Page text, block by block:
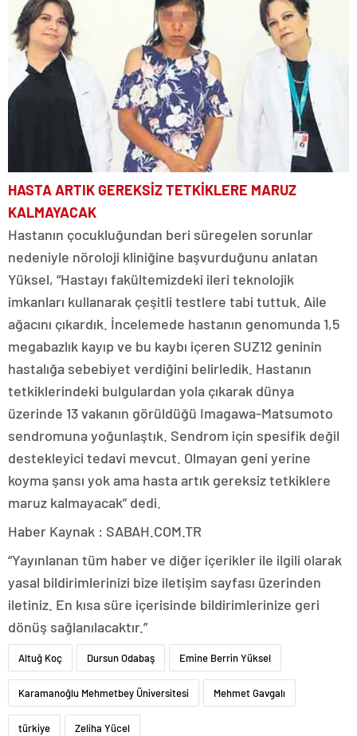
HASTA ARTIK GEREKSİZ TETKİKLERE MARUZ
KALMAYACAK
Hastanın çocukluğundan beri süregelen sorunlar
nedeniyle nöroloji kliniğine başvurduğunu anlatan
Yüksel, “Hastayı fakültemizdeki ileri teknolojik
imkanları kullanarak çeşitli testlere tabi tuttuk. Aile
ağacını çıkardık. İncelemede hastanın genomunda 1,5
megabazlık kayıp ve bu kaybı içeren SUZ12 geninin
hastalığa sebebiyet verdiğini belirledik. Hastanın
tetkiklerindeki bulgulardan yola çıkarak dünya
üzerinde 13 vakanın görüldüğü Imagawa-Matsumoto
sendromuna yoğunlaştık. Sendrom için spesifik değil
destekleyici tedavi mevcut. Olmayan geni yerine
koyma şansı yok ama hasta artık gereksiz tetkiklere
maruz kalmayacak” dedi.
Haber Kaynak : SABAH.COM.TR
“Yayınlanan tüm haber ve diğer içerikler ile ilgili olarak
yasal bildirimlerinizi bize iletişim sayfası üzerinden
iletiniz. En kısa süre içerisinde bildirimlerinize geri
dönüş sağlanılacaktır.”
Altuğ Koç Dursun Odabaş Emine Berrin Yüksel
Karamanoğlu Mehmetbey Üniversitesi Mehmet Gavgalı
türkiye Zeliha Yücel